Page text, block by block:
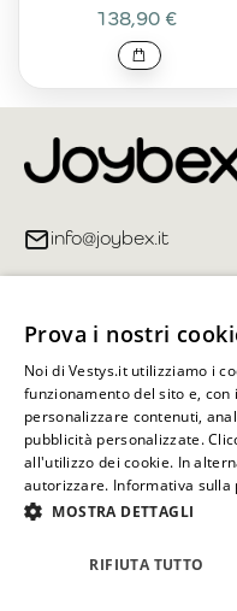
138,90 €
info@joybex.it
Account
Informazioni sul
Tutti i diritti
Prova i nostri
Noi di Vestys.it utilizziamo i
funzionamento del sito e, con
personalizzare contenuti,
pubblicità personalizzate.
all'utilizzo dei cookie. In
autorizzare. Informativa sulla
MOSTRA DETTAGLI
RIFIUTA TUTTO